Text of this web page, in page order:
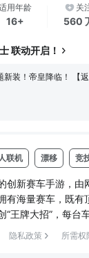
用年龄
16+
关
560
联动开启！
的历史累充返利福利到账，请即刻登
联机 漂移 竞
创新赛车手游，
有海量赛车，既
“王牌大招”，每
海量的国内外实景
隐私政策 所需权